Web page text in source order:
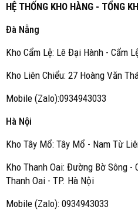
HỆ THỐNG KHO HÀNG - TỔNG
Đà Nẵng
Kho Cẩm Lệ: Lê Đại Hành - Cẩm
Kho Liên Chiểu: 27 Hoàng Văn
Mobile (Zalo):0934943033
Hà Nội
Kho Tây Mổ: Tây Mổ - Nam Từ
Kho Thanh Oai: Đường Bờ Sông -
Thanh Oai - TP. Hà Nội
Mobile (Zalo): 0934943033